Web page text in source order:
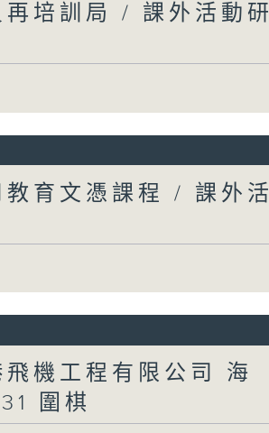
培訓局 / 課外活動研
育文憑課程 / 課外活
機工程有限公司 海
圍棋